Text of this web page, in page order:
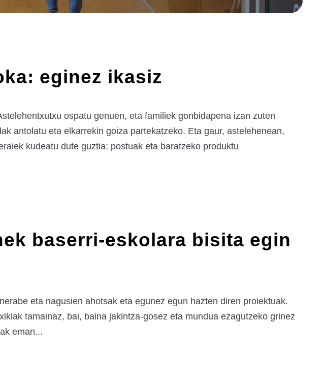
eginez ikasiz
ospatu genuen, eta familiek gonbidapena izan zuten
antolatu eta elkarrekin goiza partekatzeko. Eta gaur, astelehenean,
kudeatu dute guztia: postuak eta baratzeko produktu
baserri-eskolara bisita egin
eta nagusien ahotsak eta egunez egun hazten diren proiektuak.
tamainaz, bai, baina jakintza-gosez eta mundua ezagutzeko grinez
eman...